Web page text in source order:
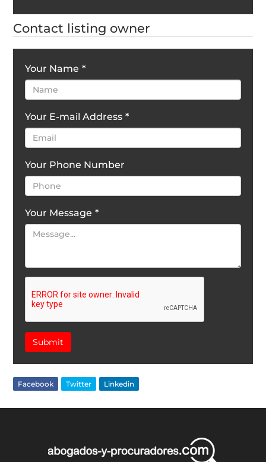
Contact listing owner
Your Name *
Your E-mail Address *
Your Phone Number
Your Message *
Submit
Facebook Twitter Linkedin